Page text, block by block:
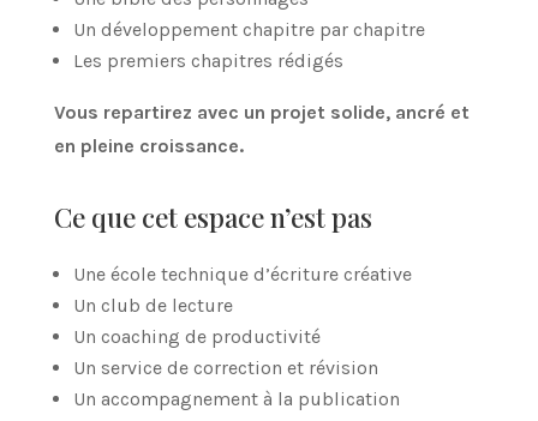
Un développement chapitre par chapitre
Les premiers chapitres rédigés
Vous repartirez avec un projet solide, ancré et
en pleine croissance.
Ce que cet espace n’est pas
Une école technique d’écriture créative
Un club de lecture
Un coaching de productivité
Un service de correction et révision
Un accompagnement à la publication